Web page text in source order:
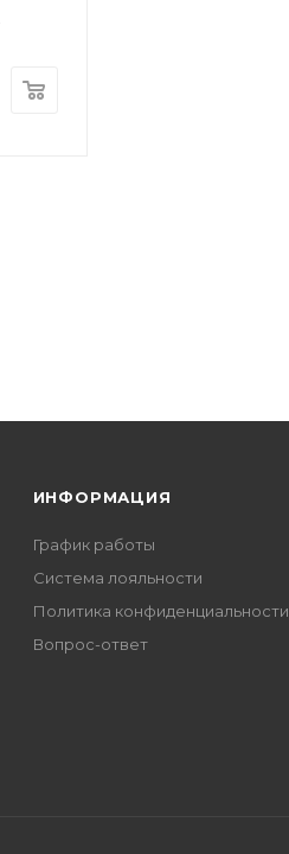
ИНФОРМАЦИЯ
График работы
Система лояльности
Политика конфиденциальности
Вопрос-ответ